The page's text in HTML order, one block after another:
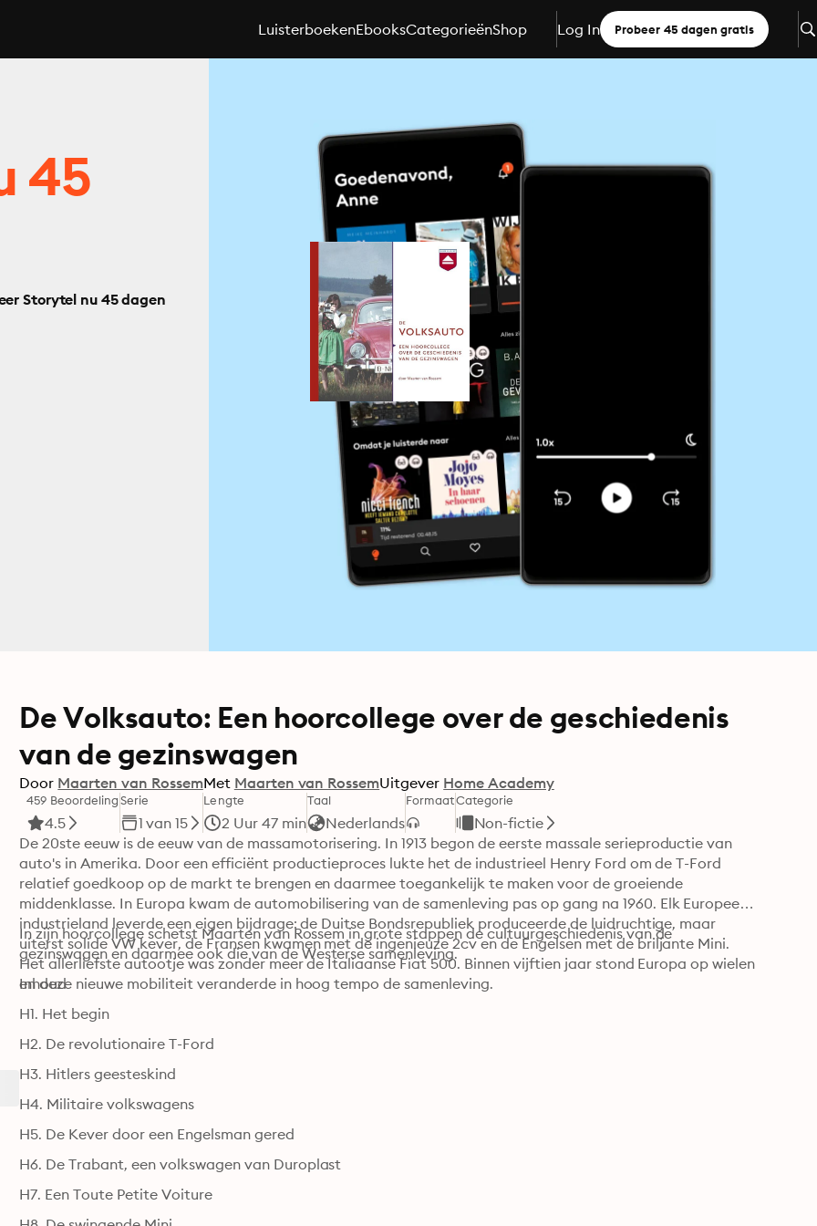
LuisterboekenEbooksCategorieënShop Log In Probeer 45 dagen gratis
45
Storytel nu 45 dagen
De Volksauto: Een hoorcollege over de geschiedenis
van de gezinswagen
Door Maarten van RossemMet Maarten van RossemUitgever Home Academy
459 Beoordeling
4.5
Serie
1 van 15
Lengte
2 Uur 47 min
Taal
Nederlands
FormaatCategorie
Non-fictie
De 20ste eeuw is de eeuw van de massamotorisering. In 1913 begon de eerste massale serieproductie van
auto's in Amerika. Door een efficiënt productieproces lukte het de industrieel Henry Ford om de T-Ford
relatief goedkoop op de markt te brengen en daarmee toegankelijk te maken voor de groeiende
middenklasse. In Europa kwam de automobilisering van de samenleving pas op gang na 1960. Elk Europees
industrieland leverde een eigen bijdrage: de Duitse Bondsrepubliek produceerde de luidruchtige, maar
uiterst solide VW kever, de Fransen kwamen met de ingenieuze 2cv en de Engelsen met de briljante Mini.
Het allerliefste autootje was zonder meer de Italiaanse Fiat 500. Binnen vijftien jaar stond Europa op wielen
en deze nieuwe mobiliteit veranderde in hoog tempo de samenleving.
In zijn hoorcollege schetst Maarten van Rossem in grote stappen de cultuurgeschiedenis van de
gezinswagen en daarmee ook die van de Westerse samenleving.
Inhoud
H1. Het begin
H2. De revolutionaire T-Ford
H3. Hitlers geesteskind
H4. Militaire volkswagens
H5. De Kever door een Engelsman gered
H6. De Trabant, een volkswagen van Duroplast
H7. Een Toute Petite Voiture